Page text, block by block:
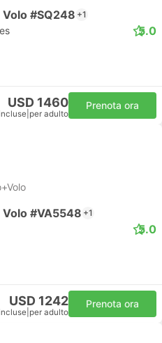
#SQ248 +1
5.0
USD 1460
per adulto
Prenota ora
#VA5548 +1
5.0
USD 1242
per adulto
Prenota ora